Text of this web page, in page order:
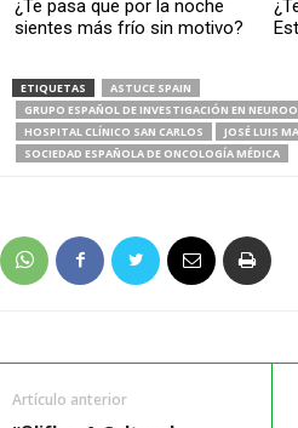
¿Te pasa que por la noche
sientes más frío sin motivo?
ETIQUETAS
ASTUCE SPAIN
GRUPO ESPAÑOL DE INVESTIGACIÓN EN
HOSPITAL CLÍNICO SAN CARLOS
JOSÉ LUIS
SOCIEDAD ESPAÑOLA DE ONCOLOGÍA MÉDICA
Artículo anterior